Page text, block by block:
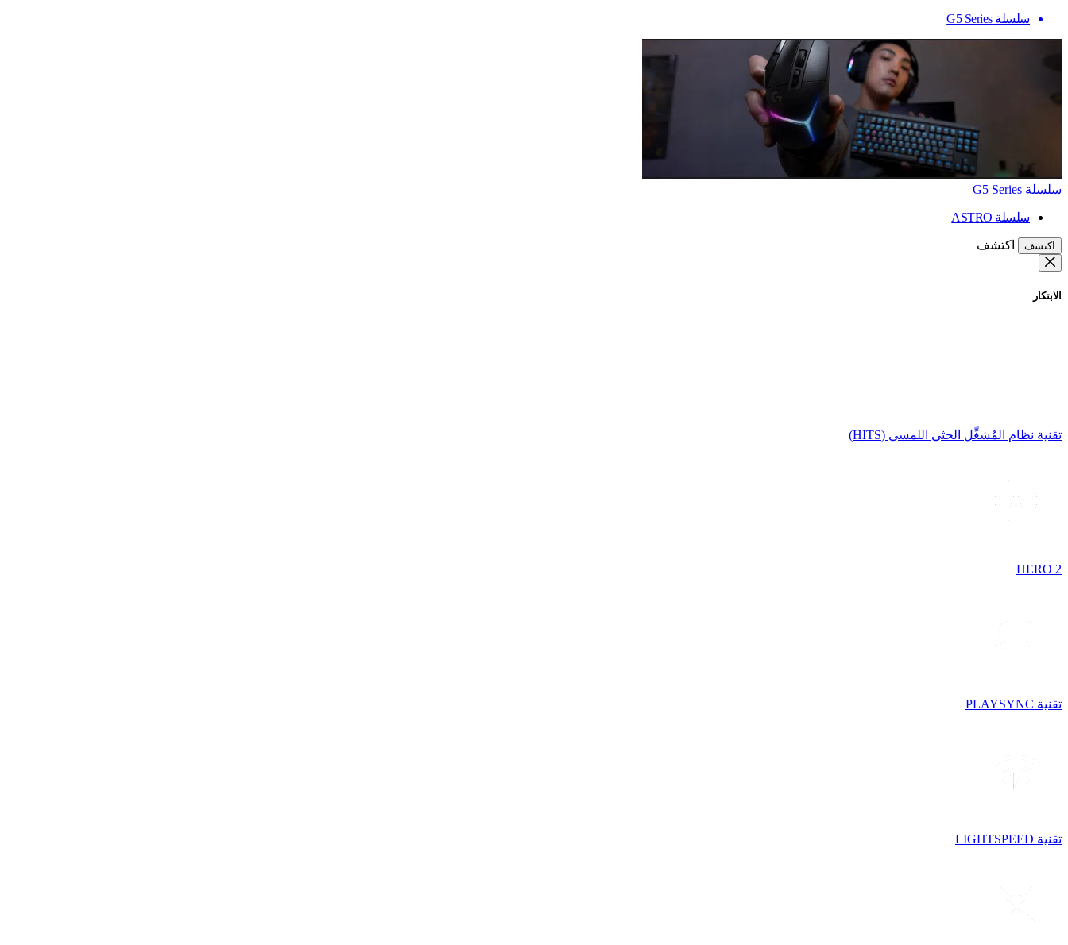
سلسلة G5 Series
سلسلة G5 Series
سلسلة ASTRO
اكتشف اكتشف
الابتكار
تقنية نظام المُشغِّل الحثي اللمسي (HITS)
HERO 2
تقنية PLAYSYNC
تقنية LIGHTSPEED